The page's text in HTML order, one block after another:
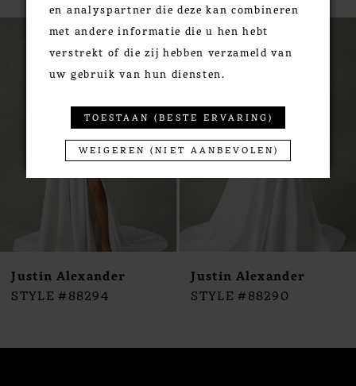
Products
Carousel
PAUSE AUTOPLAY
PREVIOUS SLIDE
NEXT SLIDE
Justin Alexander
STYLE #88294
Justin Alexander
STYLE #88290
en analyspartner die deze kan combineren
met andere informatie die u hen hebt
verstrekt of die zij hebben verzameld van
uw gebruik van hun diensten.
TOESTAAN (BESTE ERVARING)
WEIGEREN (NIET AANBEVOLEN)